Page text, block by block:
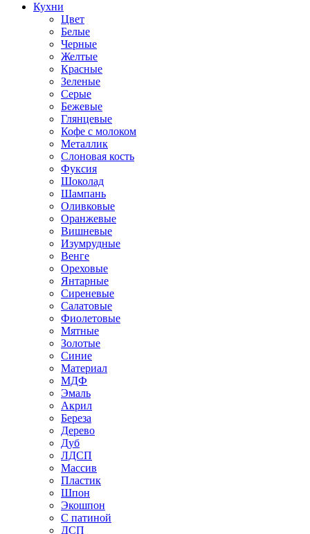
Кухни
Цвет
Белые
Черные
Желтые
Красные
Зеленые
Серые
Бежевые
Глянцевые
Кофе с молоком
Металлик
Слоновая кость
Фуксия
Шоколад
Шампань
Оливковые
Оранжевые
Вишневые
Изумрудные
Венге
Ореховые
Янтарные
Сиреневые
Салатовые
Фиолетовые
Мятные
Золотые
Синие
Материал
МДФ
Эмаль
Акрил
Береза
Дерево
Дуб
ЛДСП
Массив
Пластик
Шпон
Экошпон
С патиной
ДСП